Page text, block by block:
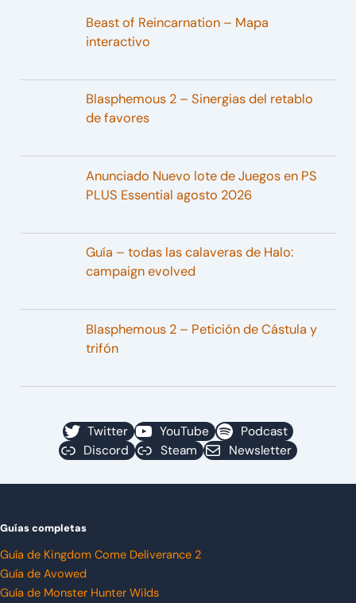
Beast of Reincarnation – Mapa
interactivo
Blasphemous 2 – Sinergias del retablo
de favores
Anunciado Nuevo lote de Juegos en PS
PLUS Essential agosto 2026
Guía – todas las calaveras de Halo:
campaign evolved
Blasphemous 2 – Petición de Cástula y
trifón
Twitter YouTube
Podcast
Discord
Steam Newsletter
Guías completas
Guía de Kingdom Come Deliverance 2
Guía de Avowed
Guía de Monster Hunter Wilds